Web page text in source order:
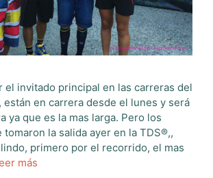
el invitado principal en las carreras del
están en carrera desde el lunes y será
ya que es la mas larga. Pero los
la salida ayer en la TDS®,,
primero por el recorrido, el mas
más